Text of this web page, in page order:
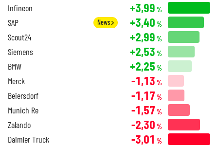
Infineon +3,99 %
SAP News +3,40 %
Scout24 +2,99 %
Siemens +2,53 %
BMW +2,25 %
Merck -1,13 %
Beiersdorf -1,17 %
Munich Re -1,57 %
Zalando -2,30 %
Daimler Truck -3,01 %